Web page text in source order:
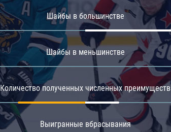
Амур
Барыс
Салават Юлаев
Шайбы в большинстве
Шайбы в меньшинстве
Количество полученных численных преимуществ
Выигранные вбрасывания